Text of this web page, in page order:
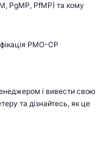
PgMP, PfMP) та кому
PMO-CP
і вивести свою
та дізнайтесь, як це